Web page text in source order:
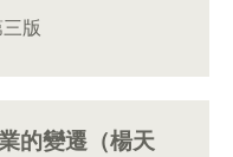
版
的變遷（楊天